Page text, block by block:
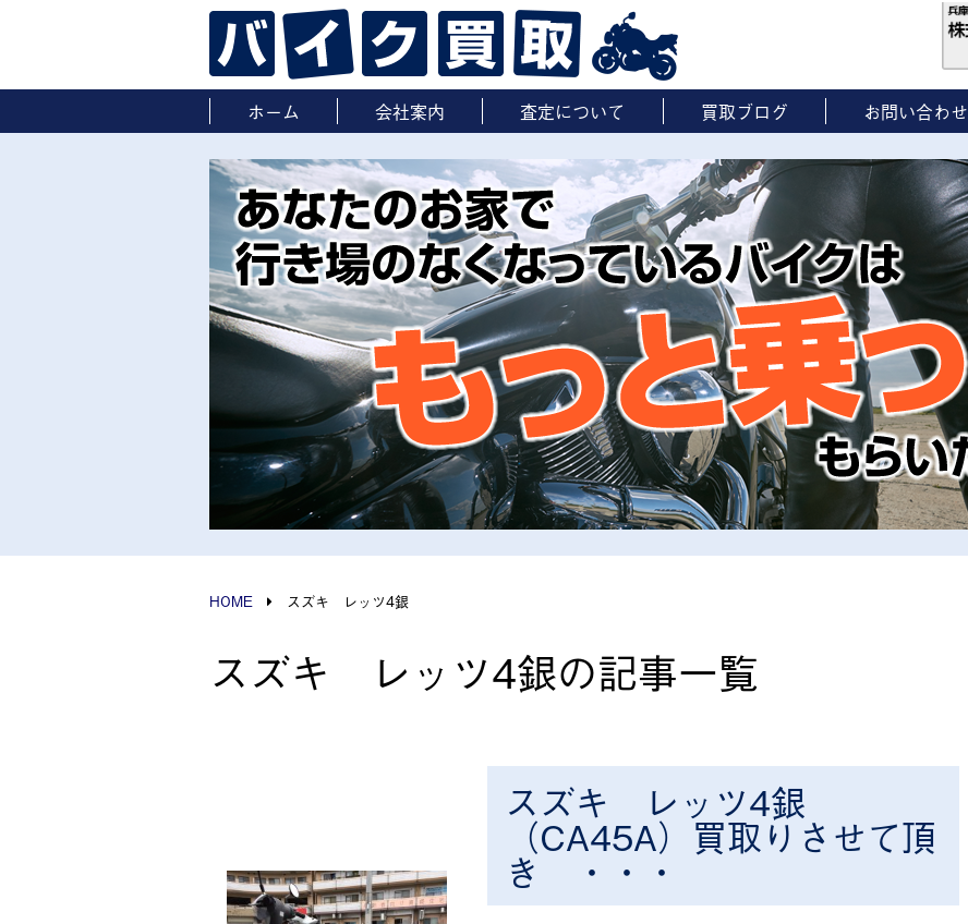
ホーム 会社案内 査定について 買取ブログ お問い合わせ
HOME スズキ レッツ4銀
スズキ レッツ4銀の記事一覧
スズキ レッツ4銀
（CA45A）買取りさせて頂
き ・・・